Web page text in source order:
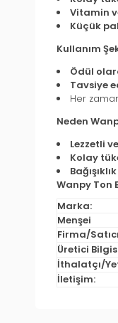
Vitamin
Küçük
Kullanım
Ödül
Tavsiye
Her
Neden
Lezzetli
Kolay
Wanpy Ton
Marka:
Menşei
Firma/
Üretici
İthalatçı/
İletişim: